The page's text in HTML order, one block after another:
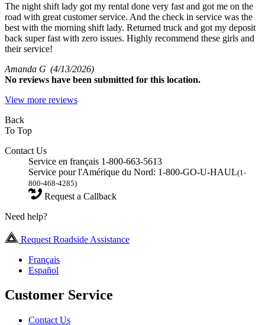
The night shift lady got my rental done very fast and got me on the
road with great customer service. And the check in service was the
best with the morning shift lady. Returned truck and got my deposit
back super fast with zero issues. Highly recommend these girls and
their service!
Amanda G (4/13/2026)
No reviews have been submitted for this location.
View more reviews
Back
To Top
Contact Us
Service en français 1-800-663-5613
Service pour l'Amérique du Nord: 1-800-GO-U-HAUL(1-
800-468-4285)
Request a Callback
Need help?
Request Roadside Assistance
Français
Español
Customer Service
Contact Us